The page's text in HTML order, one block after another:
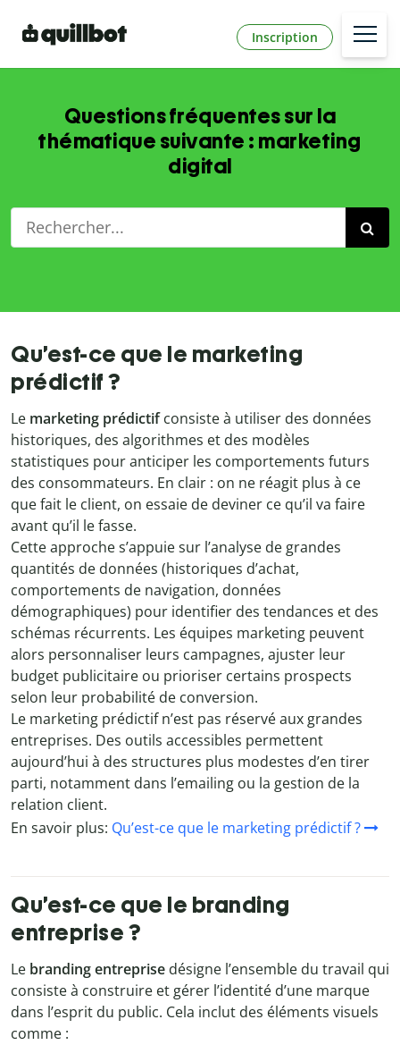
Inscription
Questions fréquentes sur la
thématique suivante : marketing
digital
Qu’est-ce que le marketing
prédictif ?
Le marketing prédictifconsiste à utiliser des données
historiques, des algorithmes et des modèles
statistiques pour anticiper les comportements futurs
des consommateurs. En clair : on ne réagit plus à ce
que fait le client, on essaie de deviner ce qu’il va faire
avant qu’il le fasse.
Cette approche s’appuie sur l’analyse de grandes
quantités de données (historiques d’achat,
comportements de navigation, données
démographiques) pour identifier des tendances et des
schémas récurrents. Les équipes marketing peuvent
alors personnaliser leurs campagnes, ajuster leur
budget publicitaire ou prioriser certains prospects
selon leur probabilité de conversion.
Le marketing prédictif n’est pas réservé aux grandes
entreprises. Des outils accessibles permettent
aujourd’hui à des structures plus modestes d’en tirer
parti, notamment dans l’emailing ou la gestion de la
relation client.
En savoir plus: Qu’est-ce que le marketing prédictif ?
Qu’est-ce que le branding
entreprise ?
Le branding entreprise désigne l’ensemble du travail qui
consiste à construire et gérer l’identité d’une marque
dans l’esprit du public. Cela inclut des éléments visuels
comme :